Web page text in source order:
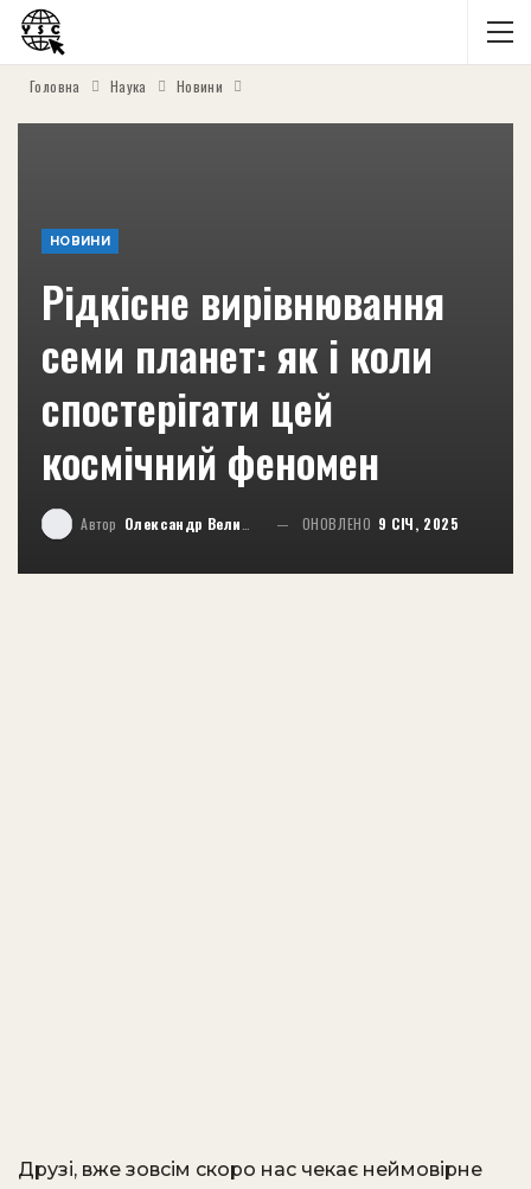
Головна Наука Новини
НОВИНИ
Рідкісне вирівнювання
семи планет: як і коли
спостерігати цей
космічний феномен
Автор Олександр Великий ОНОВЛЕНО 9 СІЧ, 2025
Друзі, вже зовсім скоро нас чекає неймовірне